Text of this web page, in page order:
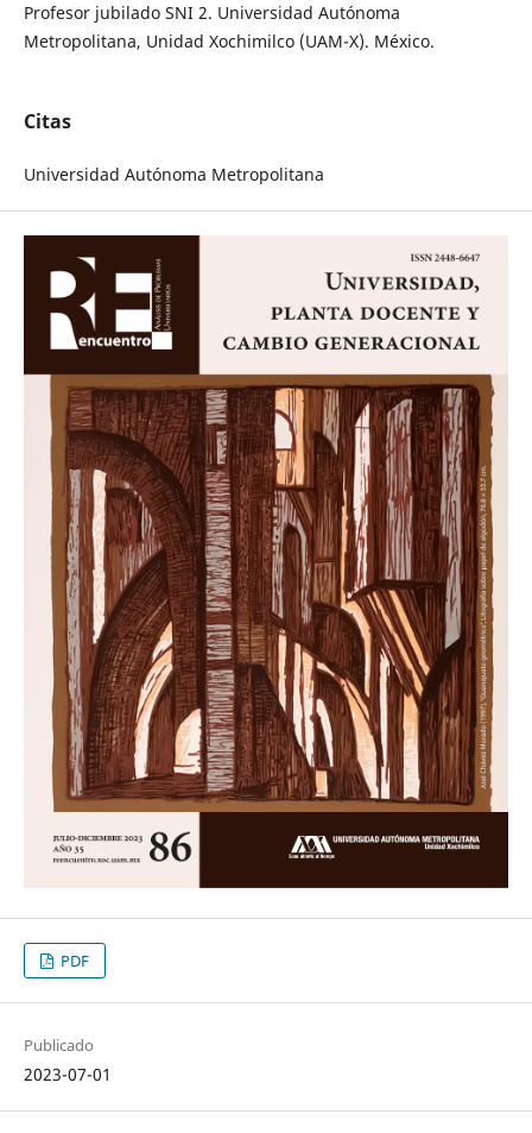
Profesor jubilado SNI 2. Universidad Autónoma
Metropolitana, Unidad Xochimilco (UAM-X). México.
Citas
Universidad Autónoma Metropolitana
PDF
Publicado
2023-07-01